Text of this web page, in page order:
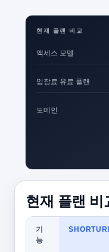
현재 플랜 비교
액세스 모델
입장료 유료 플랜
도메인
현재 플랜 비
기
능